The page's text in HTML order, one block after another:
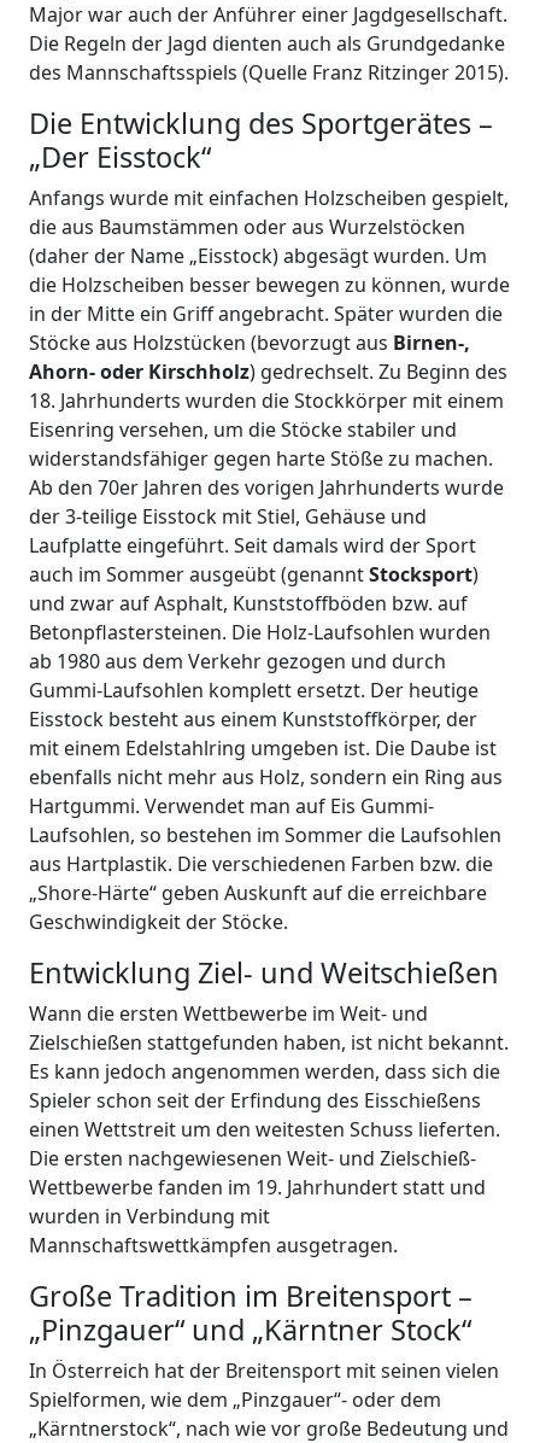
Major war auch der Anführer einer Jagdgesellschaft.
Die Regeln der Jagd dienten auch als Grundgedanke
des Mannschaftsspiels (Quelle Franz Ritzinger 2015).
Die Entwicklung des Sportgerätes –
„Der Eisstock“
Anfangs wurde mit einfachen Holzscheiben gespielt,
die aus Baumstämmen oder aus Wurzelstöcken
(daher der Name „Eisstock) abgesägt wurden. Um
die Holzscheiben besser bewegen zu können, wurde
in der Mitte ein Griff angebracht. Später wurden die
Stöcke aus Holzstücken (bevorzugt aus Birnen-,
Ahorn- oder Kirschholz) gedrechselt. Zu Beginn des
18. Jahrhunderts wurden die Stockkörper mit einem
Eisenring versehen, um die Stöcke stabiler und
widerstandsfähiger gegen harte Stöße zu machen.
Ab den 70er Jahren des vorigen Jahrhunderts wurde
der 3-teilige Eisstock mit Stiel, Gehäuse und
Laufplatte eingeführt. Seit damals wird der Sport
auch im Sommer ausgeübt (genanntStocksport)
und zwar auf Asphalt, Kunststoffböden bzw. auf
Betonpflastersteinen. Die Holz-Laufsohlen wurden
ab 1980 aus dem Verkehr gezogen und durch
Gummi-Laufsohlen komplett ersetzt. Der heutige
Eisstock besteht aus einem Kunststoffkörper, der
mit einem Edelstahlring umgeben ist. Die Daube ist
ebenfalls nicht mehr aus Holz, sondern ein Ring aus
Hartgummi. Verwendet man auf Eis Gummi-
Laufsohlen, so bestehen im Sommer die Laufsohlen
aus Hartplastik. Die verschiedenen Farben bzw. die
„Shore-Härte“ geben Auskunft auf die erreichbare
Geschwindigkeit der Stöcke.
Entwicklung Ziel- und Weitschießen
Wann die ersten Wettbewerbe im Weit- und
Zielschießen stattgefunden haben, ist nicht bekannt.
Es kann jedoch angenommen werden, dass sich die
Spieler schon seit der Erfindung des Eisschießens
einen Wettstreit um den weitesten Schuss lieferten.
Die ersten nachgewiesenen Weit- und Zielschieß-
Wettbewerbe fanden im 19. Jahrhundert statt und
wurden in Verbindung mit
Mannschaftswettkämpfen ausgetragen.
Große Tradition im Breitensport –
„Pinzgauer“ und „Kärntner Stock“
In Österreich hat der Breitensport mit seinen vielen
Spielformen, wie dem „Pinzgauer“- oder dem
„Kärntnerstock“, nach wie vor große Bedeutung und